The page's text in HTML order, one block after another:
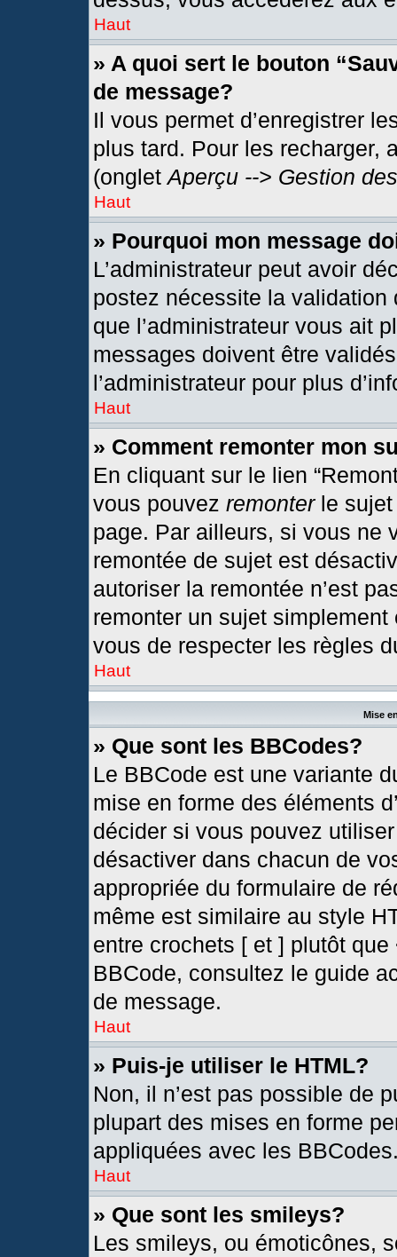
Haut
» A quoi sert le bouton
de message?
Il vous permet d’enregistrer
plus tard. Pour les recharger,
(ongletAperçu --> Gestion
Haut
» Pourquoi mon message
L’administrateur peut avoir
postez nécessite la
que l’administrateur vous ait
messages doivent être
l’administrateur pour plus
Haut
» Comment remonter mon
En cliquant sur le lien
vous pouvez remonterle sujet
page. Par ailleurs, si vous ne
remontée de sujet est
autoriser la remontée n’est
remonter un sujet
vous de respecter les règles
Haut
Mise
» Que sont les BBCodes?
Le BBCode est une variante
mise en forme des éléments
décider si vous pouvez
désactiver dans chacun de
appropriée du formulaire de
même est similaire au style
entre crochets [ et ] plutôt
BBCode, consultez le guide
de message.
Haut
» Puis-je utiliser le HTML?
Non, il n’est pas possible de
plupart des mises en forme
appliquées avec les
Haut
» Que sont les smileys?
Les smileys, ou émoticônes,